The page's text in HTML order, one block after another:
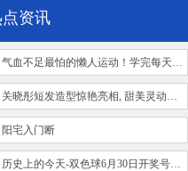
资讯
气血不足最怕的懒人运动！学完每天活力满满
关晓彤短发造型惊艳亮相, 甜美灵动似少女, 发型变换引猜测
阳宅入门断
历史上的今天-双色球6月30日开奖号码汇总